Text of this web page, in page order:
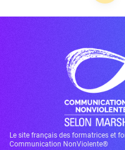
Le site français des formatrices et
Communication NonViolente®